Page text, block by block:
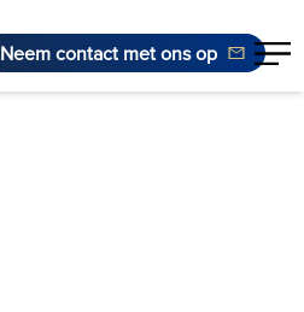
Neem contact met ons op